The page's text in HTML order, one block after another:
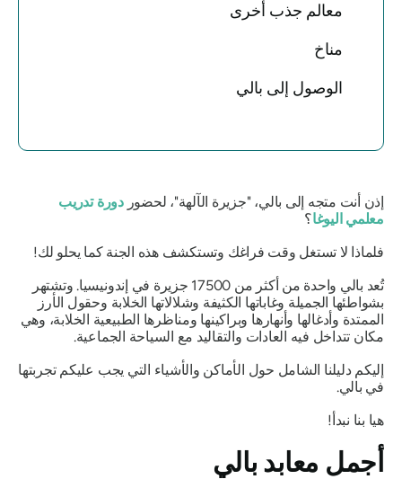
معالم جذب أخرى
مناخ
الوصول إلى بالي
إذن أنت متجه إلى بالي، "جزيرة الآلهة"، لحضوردورة تدريب
معلمي اليوغا؟
فلماذا لا تستغل وقت فراغك وتستكشف هذه الجنة كما يحلو لك!
تُعد بالي واحدة من أكثر من 17500 جزيرة في إندونيسيا. وتشتهر
بشواطئها الجميلة وغاباتها الكثيفة وشلالاتها الخلابة وحقول الأرز
الممتدة وأدغالها وأنهارها وبراكينها ومناظرها الطبيعية الخلابة، وهي
مكان تتداخل فيه العادات والتقاليد مع السياحة الجماعية.
إليكم دليلنا الشامل حول الأماكن والأشياء التي يجب عليكم تجربتها
في بالي.
هيا بنا نبدأ!
أجمل معابد بالي